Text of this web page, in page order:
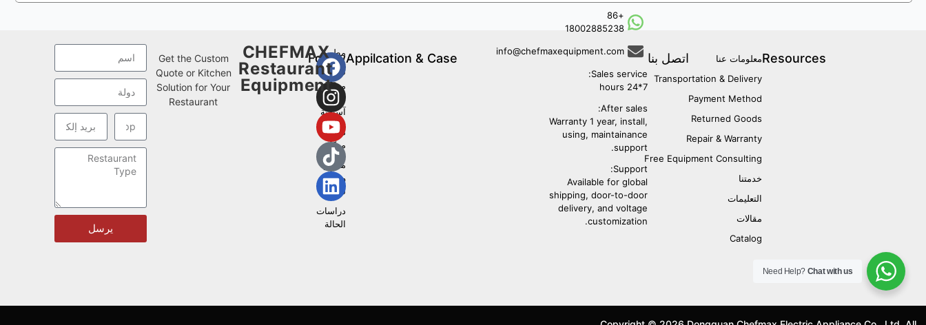
Resourcesمعلومات عنا
Transportation & Delivery
Payment Method
Returned Goods
Repair & Warranty
Free Equipment Consulting
خدمتنا
التعليمات
مقالات
Catalog
اتصل بنا
+86
18002885238
info@chefmaxequipment.com
Sales service:
7*24 hours
After sales:
Warranty 1 year, install,
using, maintainance
support.
Support:
Available for global
shipping, door-to-door
delivery, and voltage
customization.
Appilcation & Caseمطعم
غربي
مطعم
مأكولات
آسيوية
مطبخ
مركزي
مطعم
وجبات
سريعة
دراسات
الحالة
Follow
Us
CHEFMAX
Restaurant
Equipment
Get the Custom
Quote or Kitchen
Solution for Your
Restaurant
يرسل
Need Help? Chat with us